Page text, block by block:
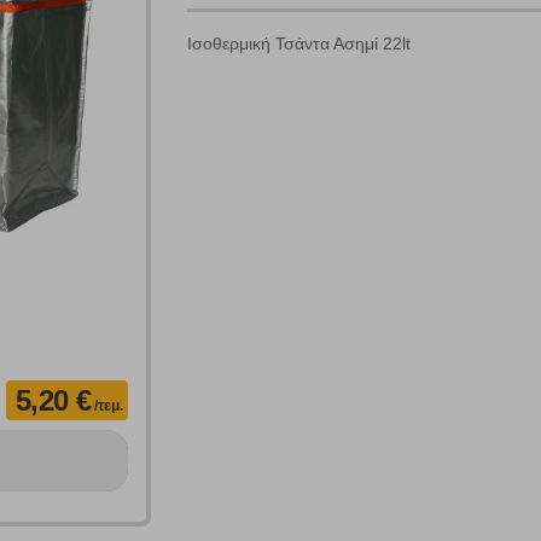
5,20 €/τεμ.
Ισοθερμική Τσάντα Ασημί 22lt
αυτόματα δεδομένα σύνδεσης και πληροφορίες σχετικές με την
την ταυτότητά σας. Τα cookies είναι μικρά αρχεία κειμένου τα
στην ιστοσελίδα και βελτιώνοντας την εμπειρία
λειτουργία του ιστότοπου είναι η μόνη ενεργοποιημένη. Έχετε τη
θα πρέπει να γνωρίζετε ότι αποκλεισμός ορισμένων κατηγοριών
αποδοχή αυτής της κατηγορίας cookies, ορισμένες ή όλες από αυτές τις
μας (με αντικείμενο τη διαφήμιση) μέσω του ιστότοπού μας. Εφ’ όσον
την εμφάνιση σχετικών διαφημίσεων σε άλλες τοποθεσίες. Τα cookies